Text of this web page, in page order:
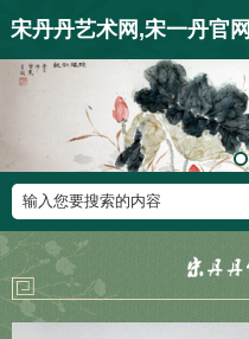
宋丹丹艺术网,宋一丹官网